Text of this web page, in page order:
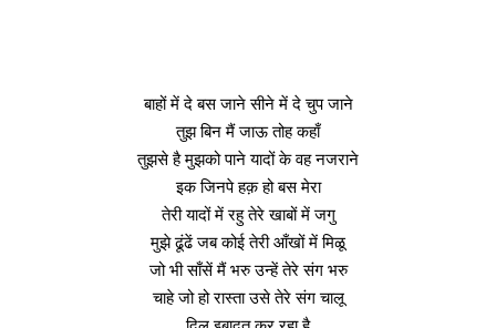
बाहों में दे बस जाने सीने में दे चुप जाने
तुझ बिन मैं जाऊ तोह कहाँ
तुझसे है मुझको पाने यादों के वह नजराने
इक जिनपे हक़ हो बस मेरा
तेरी यादों में रहु तेरे खाबों में जगु
मुझे ढूंढें जब कोई तेरी आँखों में मिळू
जो भी साँसें मैं भरु उन्हें तेरे संग भरु
चाहे जो हो रास्ता उसे तेरे संग चालू